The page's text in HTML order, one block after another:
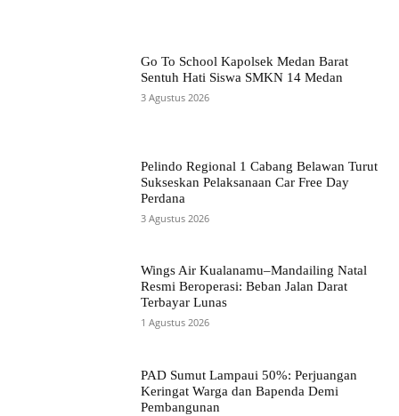
Go To School Kapolsek Medan Barat
Sentuh Hati Siswa SMKN 14 Medan
3 Agustus 2026
Pelindo Regional 1 Cabang Belawan Turut
Sukseskan Pelaksanaan Car Free Day
Perdana
3 Agustus 2026
Wings Air Kualanamu–Mandailing Natal
Resmi Beroperasi: Beban Jalan Darat
Terbayar Lunas
1 Agustus 2026
PAD Sumut Lampaui 50%: Perjuangan
Keringat Warga dan Bapenda Demi
Pembangunan